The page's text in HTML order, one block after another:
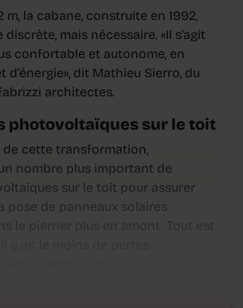
m, la cabane, construite en 1992,
discrète, mais nécessaire. «Il s’agit
confortable et autonome, en
d’énergie», dit Mathieu Sierro, du
architectes.
photovoltaïques sur le toit
de cette transformation,
nombre plus important de
sur le toit pour assurer
pose de panneaux solaires